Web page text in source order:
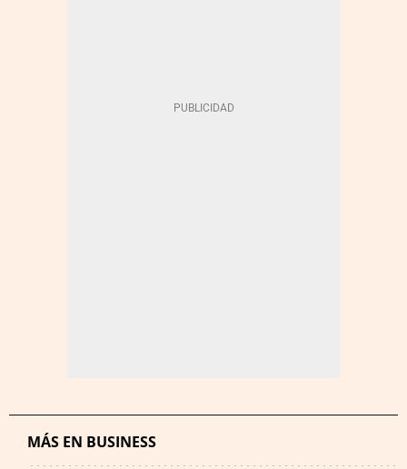
MÁS EN BUSINESS